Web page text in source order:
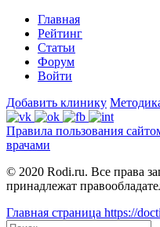
Главная
Рейтинг
Статьи
Форум
Войти
Добавить клинику
Правила пользования
врачами
© 2020 Rodi.ru. Все права
принадлежат
Главная страница https://